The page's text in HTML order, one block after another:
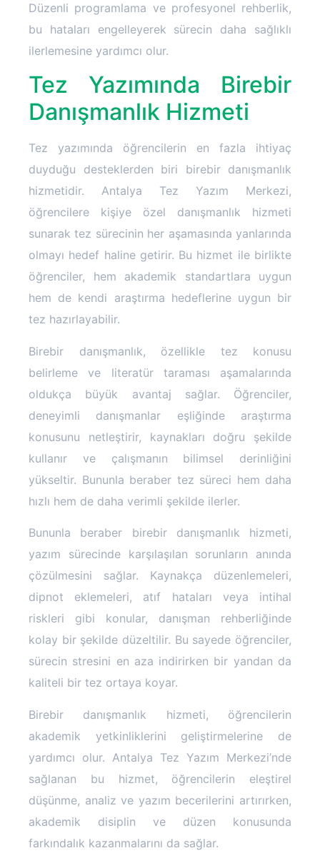
Düzenli programlama ve profesyonel rehberlik,
bu hataları engelleyerek sürecin daha sağlıklı
ilerlemesine yardımcı olur.
Tez Yazımında Birebir
Danışmanlık Hizmeti
Tez yazımında öğrencilerin en fazla ihtiyaç
duyduğu desteklerden biri birebir danışmanlık
hizmetidir. Antalya Tez Yazım Merkezi,
öğrencilere kişiye özel danışmanlık hizmeti
sunarak tez sürecinin her aşamasında yanlarında
olmayı hedef haline getirir. Bu hizmet ile birlikte
öğrenciler, hem akademik standartlara uygun
hem de kendi araştırma hedeflerine uygun bir
tez hazırlayabilir.
Birebir danışmanlık, özellikle tez konusu
belirleme ve literatür taraması aşamalarında
oldukça büyük avantaj sağlar. Öğrenciler,
deneyimli danışmanlar eşliğinde araştırma
konusunu netleştirir, kaynakları doğru şekilde
kullanır ve çalışmanın bilimsel derinliğini
yükseltir. Bununla beraber tez süreci hem daha
hızlı hem de daha verimli şekilde ilerler.
Bununla beraber birebir danışmanlık hizmeti,
yazım sürecinde karşılaşılan sorunların anında
çözülmesini sağlar. Kaynakça düzenlemeleri,
dipnot eklemeleri, atıf hataları veya intihal
riskleri gibi konular, danışman rehberliğinde
kolay bir şekilde düzeltilir. Bu sayede öğrenciler,
sürecin stresini en aza indirirken bir yandan da
kaliteli bir tez ortaya koyar.
Birebir danışmanlık hizmeti, öğrencilerin
akademik yetkinliklerini geliştirmelerine de
yardımcı olur. Antalya Tez Yazım Merkezi’nde
sağlanan bu hizmet, öğrencilerin eleştirel
düşünme, analiz ve yazım becerilerini artırırken,
akademik disiplin ve düzen konusunda
farkındalık kazanmalarını da sağlar.